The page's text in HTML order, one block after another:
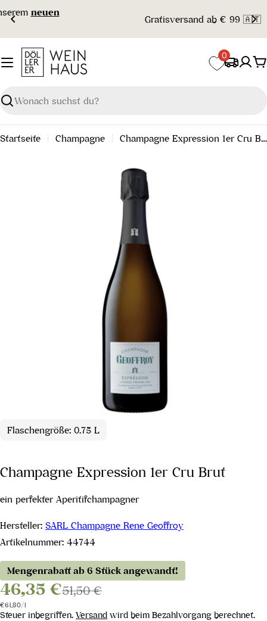
Inhalt
springen
Gratisversand ab € 99 🇦🇹
Suchen
0
Startseite Champagne Champagne Expression 1er Cru Brut
Flaschengröße: 0.75 L
Champagne Expression 1er Cru Brut
ein perfekter Aperitifchampagner
Hersteller: SARL Champagne Rene Geoffroy
Artikelnummer: 44744
Mengenrabatt ab 6 Stück angewandt!
46,35 €51,50 €
Stückpreis
€61,80/pro
l
Steuer inbegriffen. Versand wird beim Bezahlvorgang berechnet.